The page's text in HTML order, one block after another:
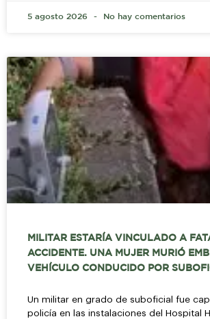
5 agosto 2026 No hay comentarios
MILITAR ESTARÍA VINCULADO A
ACCIDENTE. UNA MUJER MURIÓ
VEHÍCULO CONDUCIDO POR
Un militar en grado de suboficial fue
policía en las instalaciones del Hospital